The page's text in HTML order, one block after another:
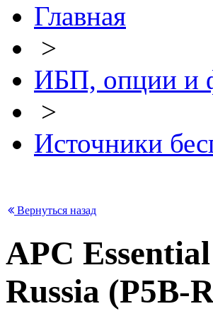
Главная
>
ИБП, опции и
>
Источники
Вернуться назад
APC
Russia (P5B-